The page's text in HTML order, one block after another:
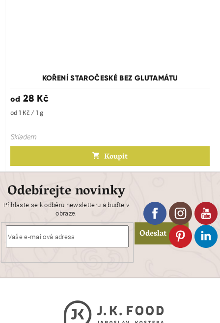
KOŘENÍ STAROČESKÉ BEZ GLUTAMÁTU
od 28 Kč
Měrná
od 1 Kč / 1 g
Skladem
Koupit
Odebírejte novinky
Přihlaste se k odběru newsletteru a buďte v
obraze.
Odeslat